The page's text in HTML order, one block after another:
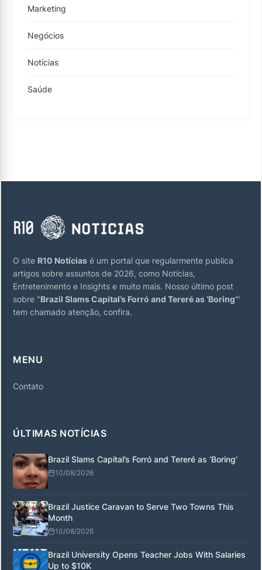
Marketing
Negócios
Notícias
Saúde
O site R10 Notícias é um portal que regularmente publica
artigos sobre assuntos de 2026, como Notícias,
Entretenimento e Insights e muito mais. Nosso último post
sobre "Brazil Slams Capital’s Forró and Tereré as ‘Boring’"
tem chamado atenção, confira.
MENU
Contato
ÚLTIMAS NOTÍCIAS
Brazil Slams Capital’s Forró and Tereré as ‘Boring’
10/08/2026
Brazil Justice Caravan to Serve Two Towns This
Month
10/08/2026
Brazil University Opens Teacher Jobs With Salaries
Up to $10K